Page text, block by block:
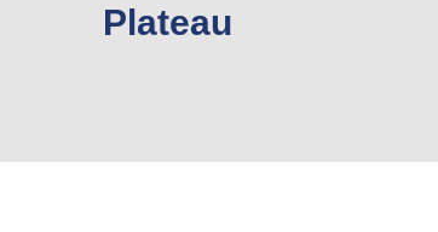
Plateau